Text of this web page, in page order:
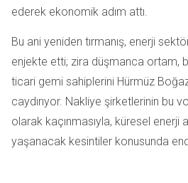
ederek ekonomik adım attı.
Bu ani yeniden tırmanış, enerji
enjekte etti; zira düşmanca ortam,
ticari gemi sahiplerini Hürmüz
caydırıyor. Nakliye şirketlerinin bu
olarak kaçınmasıyla, küresel enerji
yaşanacak kesintiler konusunda